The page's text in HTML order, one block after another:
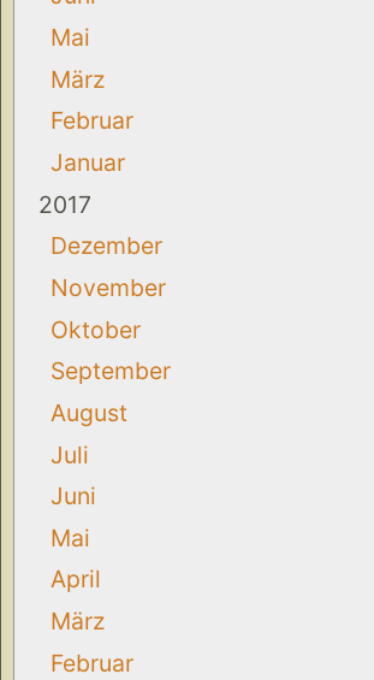
Mai
März
Februar
Januar
2017
Dezember
November
Oktober
September
August
Juli
Juni
Mai
April
März
Februar